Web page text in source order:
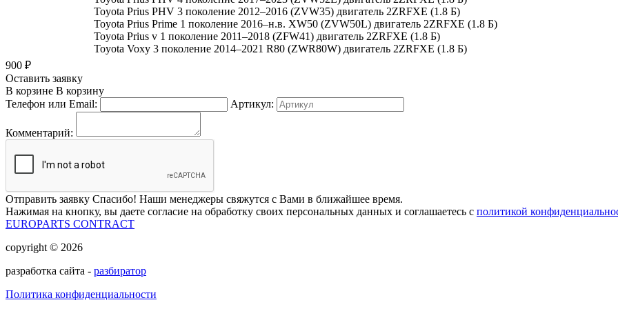
Toyota Prius PHV 3 поколение 2012–2016 (ZVW35) двигатель 2ZRFXE (1.8 Б)
Toyota Prius Prime 1 поколение 2016–н.в. XW50 (ZVW50L) двигатель 2ZRFXE (1.8 Б)
Toyota Prius v 1 поколение 2011–2018 (ZFW41) двигатель 2ZRFXE (1.8 Б)
Toyota Voxy 3 поколение 2014–2021 R80 (ZWR80W) двигатель 2ZRFXE (1.8 Б)
900 ₽
Оставить заявку
В корзине В корзину
Телефон или Email:
Артикул:
Комментарий:
Отправить заявку Спасибо! Наши менеджеры свяжутся с Вами в ближайшее время.
Нажимая на кнопку, вы даете согласие на обработку своих персональных данных и соглашаетесь с политикой
EUROPARTS CONTRACT
copyright © 2026
разработка сайта - разбиратор
Политика конфиденциальности